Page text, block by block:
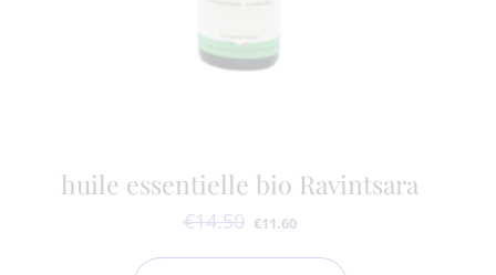
huile essentielle bio Ravintsara
€14.50 Le prix initial était : €14.50.
€11.60Le prix actuel est : €11.60.